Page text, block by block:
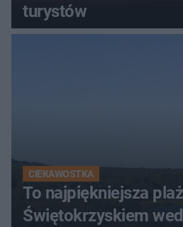
turystów
CIEKAWOSTKA
To najpiękniejsza
Świętokrzyskiem